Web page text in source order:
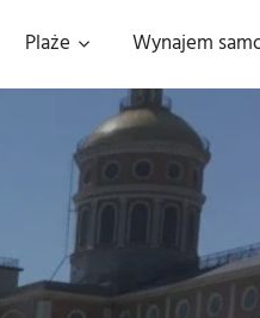
Plaże Wynajem